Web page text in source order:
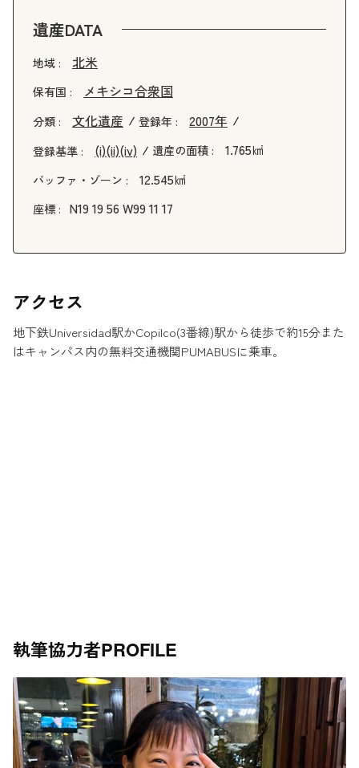
遺産DATA
地域 : 北米
保有国 : メキシコ合衆国
分類 : 文化遺産 登録年 : 2007年
登録基準 : (i)(ii)(iv) 遺産の面積 : 1.765㎢
バッファ・ゾーン : 12.545㎢
座標 : N19 19 56 W99 11 17
アクセス
地下鉄Universidad駅かCopilco(3番線)駅から徒歩で約15分また
はキャンパス内の無料交通機関PUMABUSに乗車。
執筆協力者PROFILE